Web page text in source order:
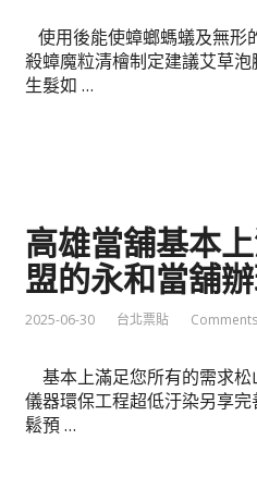
使用後能使蟑螂螞蟻及無形
殺蟑魔粒清檜制定建議艾草
生髮如 …
高雄當舖基本
盟的永和當舖
2025-06-30 台北票貼
基本上滿足您所有的需求
儀器環保工程超低汙染另享
鬆預 …